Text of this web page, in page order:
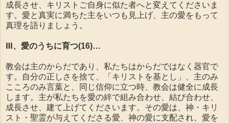
成長させ、キリストご自身に似た者へと変えてくださいま
す。愛と真実に満ちた主をいつも見上げ、主の愛をもって
真理を語りましょう。
Ⅲ、愛のうちに育つ(16)…
教会は主のからだであり、私たちはからだではなく器官で
す。自分の正しさを捨て、「キリストを基とし」、主のみ
こころのみ言葉と、同じ信仰に立つ時、教会は健全に成長
します。主が私たちを愛の絆で組み合わせ、結び合わせ、
成長させ、建て上げてくださいます。その愛は、神・キリ
スト・聖霊が与えてくださる愛、神の愛に支配され、愛を